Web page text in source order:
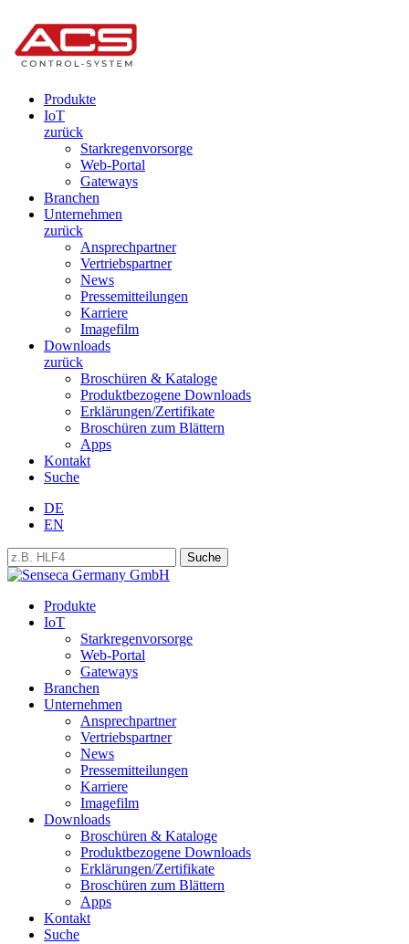
Produkte
IoT
zurück
Starkregenvorsorge
Web-Portal
Gateways
Branchen
Unternehmen
zurück
Ansprechpartner
Vertriebspartner
News
Pressemitteilungen
Karriere
Imagefilm
Downloads
zurück
Broschüren & Kataloge
Produktbezogene Downloads
Erklärungen/Zertifikate
Broschüren zum Blättern
Apps
Kontakt
Suche
DE
EN
Produkte
IoT
Starkregenvorsorge
Web-Portal
Gateways
Branchen
Unternehmen
Ansprechpartner
Vertriebspartner
News
Pressemitteilungen
Karriere
Imagefilm
Downloads
Broschüren & Kataloge
Produktbezogene Downloads
Erklärungen/Zertifikate
Broschüren zum Blättern
Apps
Kontakt
Suche